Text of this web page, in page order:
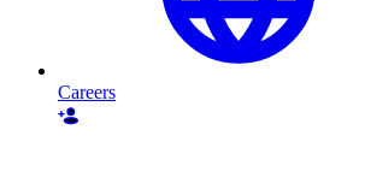
Careers